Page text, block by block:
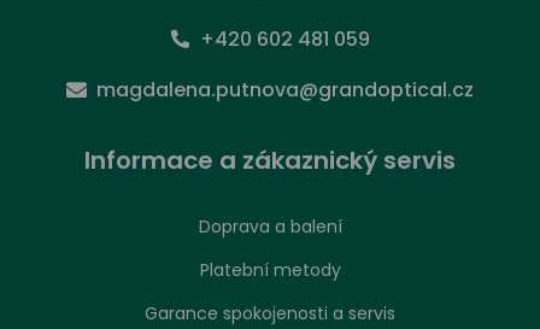
+420 602 481 059
magdalena.putnova@grandoptical.cz
Informace a zákaznický servis
Doprava a balení
Platební metody
Garance spokojenosti a servis